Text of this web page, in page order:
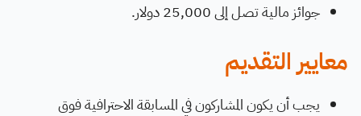
جوائز مالية تصل إلى 25,000 دولار.
معايير التقديم
يجب أن يكون المشاركون في المسابقة الاحترافية فوق